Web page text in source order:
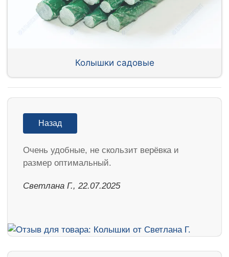
Колышки садовые
Назад
Очень удобные, не скользит верёвка и
размер оптимальный.
Светлана Г., 22.07.2025